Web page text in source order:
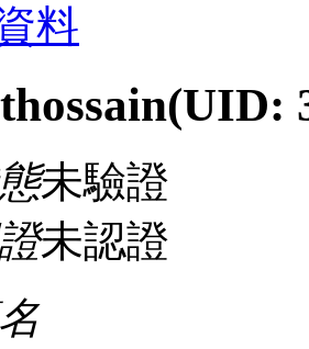
料
(UID:
未驗證
未認證